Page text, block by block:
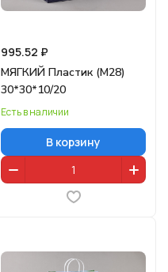
995.52 ₽
МЯГКИЙ Пластик (M28)
30*30*10/20
Есть в наличии
В корзину